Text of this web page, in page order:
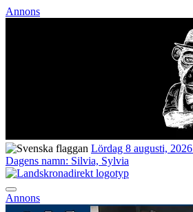
Annons
Lördag 8 augusti, 2026
Dagens namn: Silvia, Sylvia
Annons